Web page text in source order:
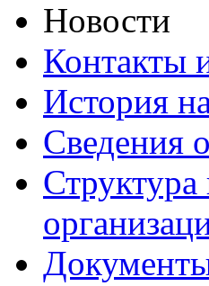
Новости
Контакты
История
Сведения
Структура